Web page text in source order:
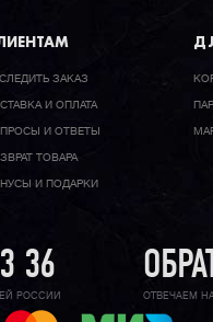
ЗАКАЗ
И ОПЛАТА
И ОТВЕТЫ
ТОВАРА
И ПОДАРКИ
36
РОССИИ ОТВЕЧАЕМ